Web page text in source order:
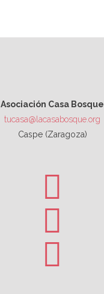
Asociación Casa Bosque
tucasa@lacasabosque.org
Caspe (Zaragoza)